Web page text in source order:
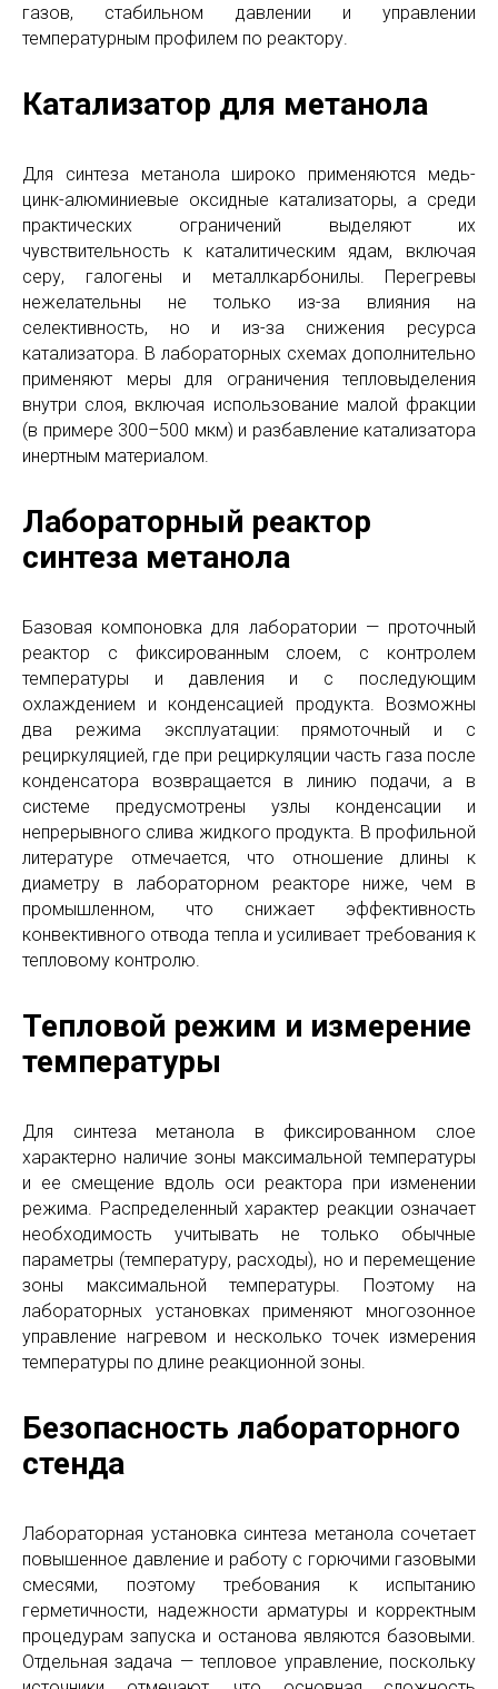
газов, стабильном давлении и управлении
температурным профилем по реактору.
Катализатор для метанола
Для синтеза метанола широко применяются медь-
цинк-алюминиевые оксидные катализаторы, а среди
практических ограничений выделяют их
чувствительность к каталитическим ядам, включая
серу, галогены и металлкарбонилы. Перегревы
нежелательны не только из-за влияния на
селективность, но и из-за снижения ресурса
катализатора. В лабораторных схемах дополнительно
применяют меры для ограничения тепловыделения
внутри слоя, включая использование малой фракции
(в примере 300–500 мкм) и разбавление катализатора
инертным материалом.
Лабораторный реактор
синтеза метанола
Базовая компоновка для лаборатории — проточный
реактор с фиксированным слоем, с контролем
температуры и давления и с последующим
охлаждением и конденсацией продукта. Возможны
два режима эксплуатации: прямоточный и с
рециркуляцией, где при рециркуляции часть газа после
конденсатора возвращается в линию подачи, а в
системе предусмотрены узлы конденсации и
непрерывного слива жидкого продукта. В профильной
литературе отмечается, что отношение длины к
диаметру в лабораторном реакторе ниже, чем в
промышленном, что снижает эффективность
конвективного отвода тепла и усиливает требования к
тепловому контролю.
Тепловой режим и измерение
температуры
Для синтеза метанола в фиксированном слое
характерно наличие зоны максимальной температуры
и ее смещение вдоль оси реактора при изменении
режима. Распределенный характер реакции означает
необходимость учитывать не только обычные
параметры (температуру, расходы), но и перемещение
зоны максимальной температуры. Поэтому на
лабораторных установках применяют многозонное
управление нагревом и несколько точек измерения
температуры по длине реакционной зоны.
Безопасность лабораторного
стенда
Лабораторная установка синтеза метанола сочетает
повышенное давление и работу с горючими газовыми
смесями, поэтому требования к испытанию
герметичности, надежности арматуры и корректным
процедурам запуска и останова являются базовыми.
Отдельная задача — тепловое управление, поскольку